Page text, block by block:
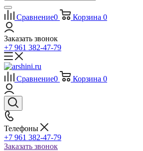
Сравнение0 Корзина 0
Заказать звонок
+7 961 382-47-79
Сравнение0 Корзина 0
Телефоны
+7 961 382-47-79
Заказать звонок